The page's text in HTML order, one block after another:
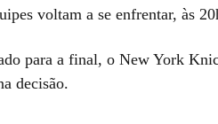
voltam a se enfrentar, às
para a final, o New York
decisão.